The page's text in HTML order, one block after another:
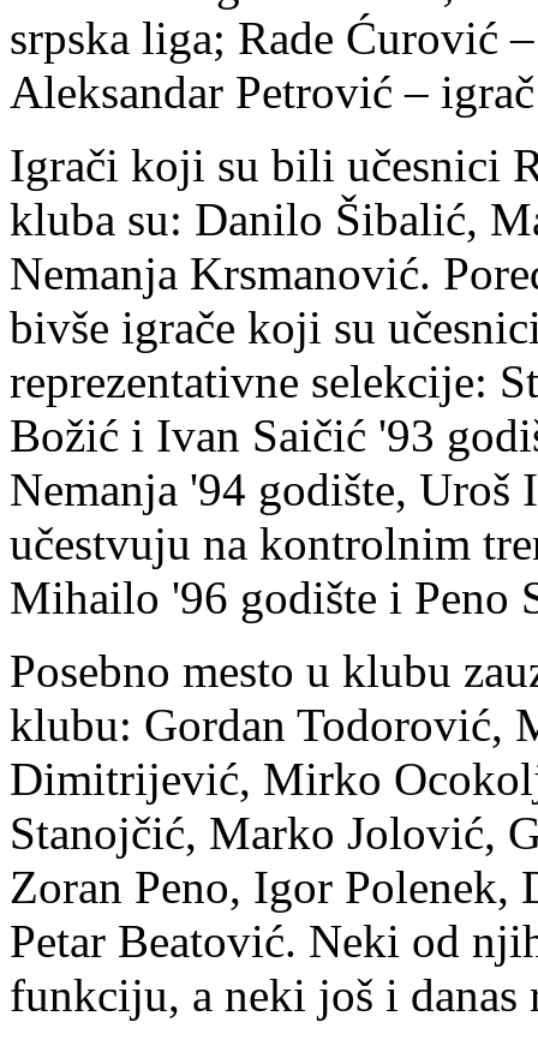
srpska liga; Rade Ćurović
Aleksandar Petrović –
Igrači koji su bili učesnici
kluba su: Danilo Šibalić,
Nemanja Krsmanović.
bivše igrače koji su
reprezentativne selekcije:
Božić i Ivan Saičić '93
Nemanja '94 godište,
učestvuju na kontrolnim
Mihailo '96 godište i Peno
Posebno mesto u klubu
klubu: Gordan Todorović,
Dimitrijević, Mirko
Stanojčić, Marko Jolović,
Zoran Peno, Igor Polenek,
Petar Beatović. Neki od
funkciju, a neki još i danas